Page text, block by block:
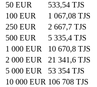
50 EUR
533,54 TJS
100 EUR
1 067,08 TJS
250 EUR
2 667,7 TJS
500 EUR
5 335,4 TJS
1 000 EUR
10 670,8 TJS
2 000 EUR
21 341,6 TJS
5 000 EUR
53 354 TJS
10 000 EUR 106 708 TJS